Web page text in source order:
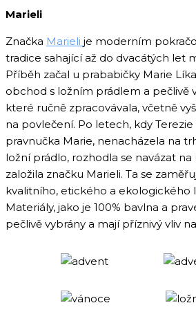
Marieli
Značka Marieli je moderním
tradice sahající až do dvacátých let
Příběh začal u prababičky Marie
obchod s ložním prádlem a pečlivě
které ručně zpracovávala, včetně
na povlečení. Po letech, kdy
pravnučka Marie, nenacházela na
ložní prádlo, rozhodla se navázat
založila značku Marieli. Ta se
kvalitního, etického a ekologického
Materiály, jako je 100% bavlna a
pečlivě vybrány a mají příznivý vliv